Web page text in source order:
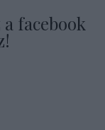
facebook